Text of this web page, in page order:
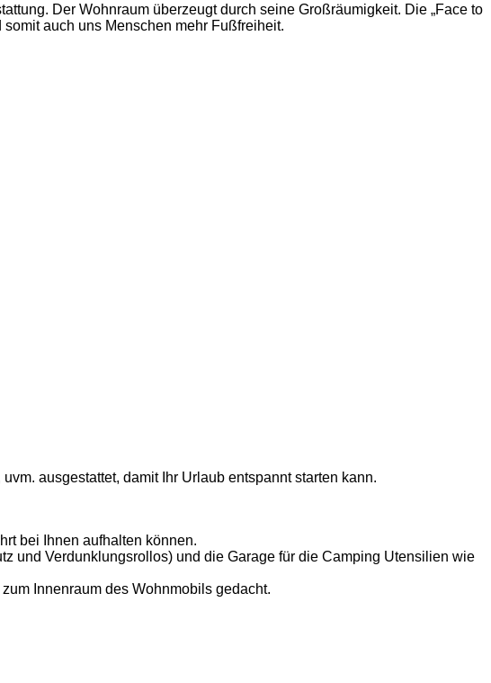
Der Wohnraum überzeugt durch seine Großräumigkeit. Die „Face to
auch uns Menschen mehr Fußfreiheit.
ausgestattet, damit Ihr Urlaub entspannt starten kann.
bei Ihnen aufhalten können.
und Verdunklungsrollos) und die Garage für die Camping Utensilien wie
Innenraum des Wohnmobils gedacht.